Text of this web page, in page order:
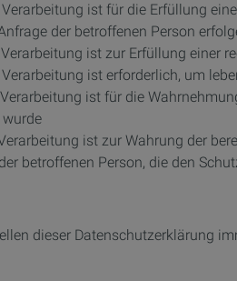
Verarbeitung ist für die Erfüllung
der betroffenen Person
Verarbeitung ist zur Erfüllung
Verarbeitung ist erforderlich, um
Verarbeitung ist für die
ist zur Wahrung der
betroffenen Person, die den
dieser Datenschutzerklärung